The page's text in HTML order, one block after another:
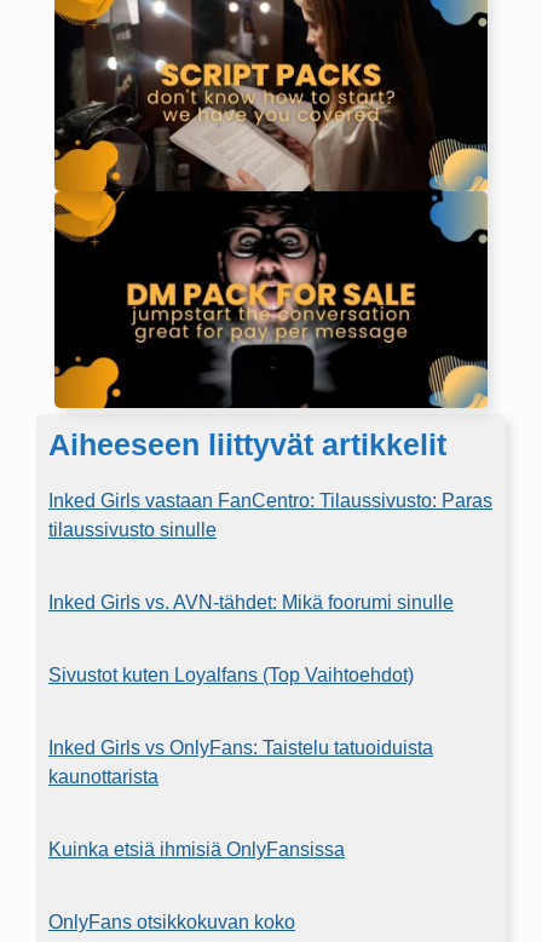
Aiheeseen liittyvät artikkelit
Inked Girls vastaan FanCentro: Tilaussivusto: Paras
tilaussivusto sinulle
Inked Girls vs. AVN-tähdet: Mikä foorumi sinulle
Sivustot kuten Loyalfans (Top Vaihtoehdot)
Inked Girls vs OnlyFans: Taistelu tatuoiduista
kaunottarista
Kuinka etsiä ihmisiä OnlyFansissa
OnlyFans otsikkokuvan koko